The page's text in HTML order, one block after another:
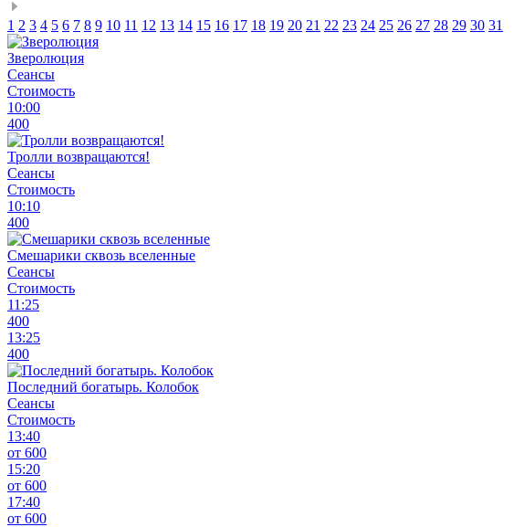
1 2 3 4 5 6 7 8 9 10 11 12 13 14 15 16 17 18 19 20 21 22 23 24 25 26 27 28 29 30 31
Зверолюция
Сеансы
Стоимость
10:00
400
Тролли возвращаются!
Сеансы
Стоимость
10:10
400
Смешарики сквозь вселенные
Сеансы
Стоимость
11:25
400
13:25
400
Последний богатырь. Колобок
Сеансы
Стоимость
13:40
от 600
15:20
от 600
17:40
от 600